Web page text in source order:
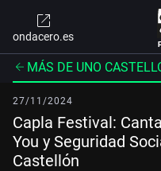
ondacero.es
MÁS DE UNO
27/11/2024
Capla Festival:
You y Seguridad
Castellón